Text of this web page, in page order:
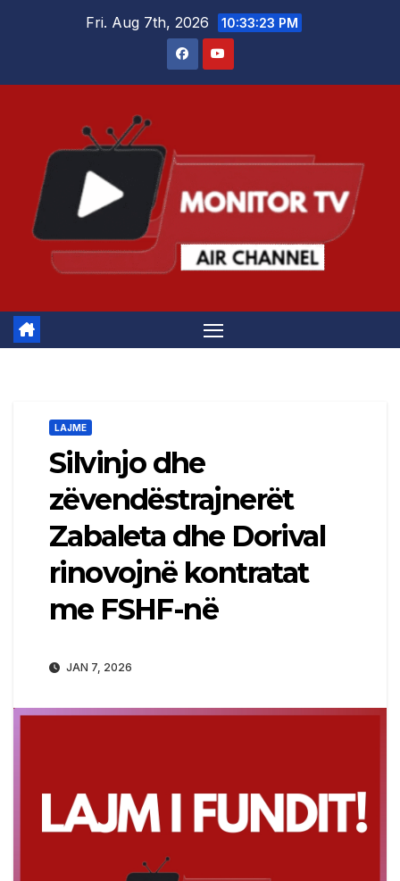
Fri. Aug 7th, 2026 10:33:23 PM
LAJME
Silvinjo dhe
zëvendëstrajnerët
Zabaleta dhe Dorival
rinovojnë kontratat
me FSHF-në
JAN 7, 2026